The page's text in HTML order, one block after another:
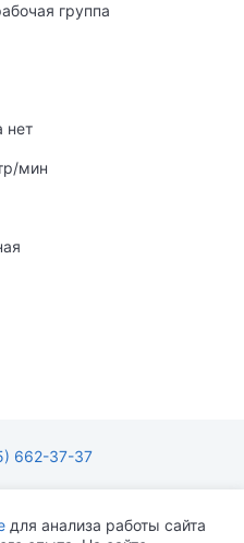
группа
нет
мин
662-37-37
для анализа работы сайта